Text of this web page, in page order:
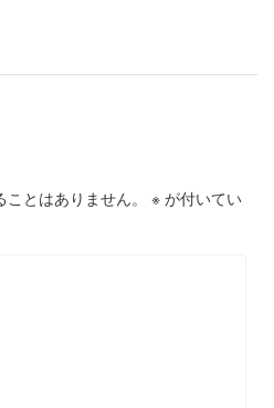
とはありません。 ※ が付いてい